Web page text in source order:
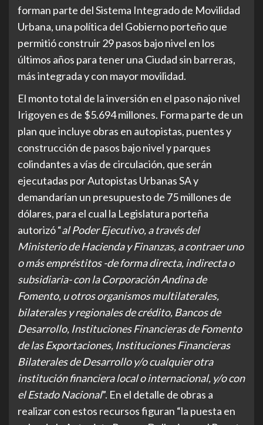
forman parte del Sistema Integrado de Movilidad
Urbana, una política del Gobierno porteño que
permitió construir 29 pasos bajo nivel en los
últimos años para tener una Ciudad sin barreras,
más integrada y con mayor movilidad.
El monto total de la inversión en el paso najo nivel
Irigoyen es de $5.694 millones. Forma parte de un
plan que incluye obras en autopistas, puentes y
construcción de pasos bajo nivel y parques
colindantes a vías de circulación, que serán
ejecutadas por Autopistas Urbanas SA y
demandarían un presupuesto de 75 millones de
dólares, para el cual la Legislatura porteña
autorizó “al Poder Ejecutivo, a través del
Ministerio de Hacienda y Finanzas, a contraer uno
o más empréstitos -de forma directa, indirecta o
subsidiaria- con la Corporación Andina de
Fomento, u otros organismos multilaterales,
bilaterales y regionales de crédito, Bancos de
Desarrollo, Instituciones Financieras de Fomento
de las Exportaciones, Instituciones Financieras
Bilaterales de Desarrollo y/o cualquier otra
institución financiera local o internacional, y/o con
el Estado Nacional”. En el detalle de obras a
realizar con estos recursos figuran “la puesta en